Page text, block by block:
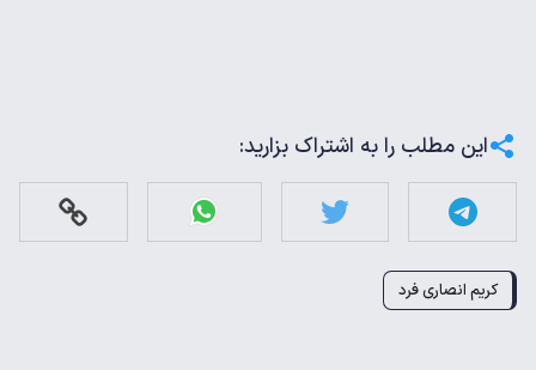
این مطلب را به اشتراک بزارید:
کریم انصاری فرد